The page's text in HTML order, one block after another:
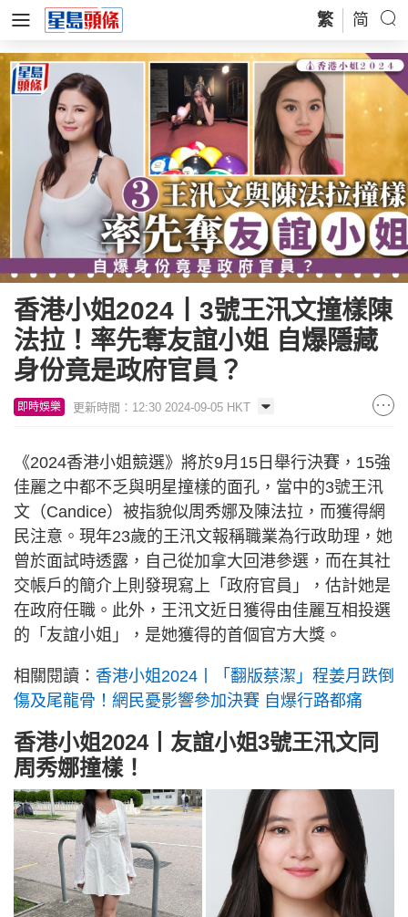
繁 简
香港小姐2024丨3號王汛文撞樣陳
法拉！率先奪友誼小姐 自爆隱藏
身份竟是政府官員？
即時娛樂 更新時間：12:30 2024-09-05 HKT
《2024香港小姐競選》將於9月15日舉行決賽，15強
佳麗之中都不乏與明星撞樣的面孔，當中的3號王汛
文（Candice）被指貌似周秀娜及陳法拉，而獲得網
民注意。現年23歲的王汛文報稱職業為行政助理，她
曾於面試時透露，自己從加拿大回港參選，而在其社
交帳戶的簡介上則發現寫上「政府官員」，估計她是
在政府任職。此外，王汛文近日獲得由佳麗互相投選
的「友誼小姐」，是她獲得的首個官方大獎。
相關閱讀： 香港小姐2024丨「翻版蔡潔」程姜月跌倒
傷及尾龍骨！網民憂影響參加決賽 自爆行路都痛
香港小姐2024丨 友誼小姐3號王汛文同
周秀娜撞樣！